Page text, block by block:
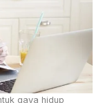
gaya hidup